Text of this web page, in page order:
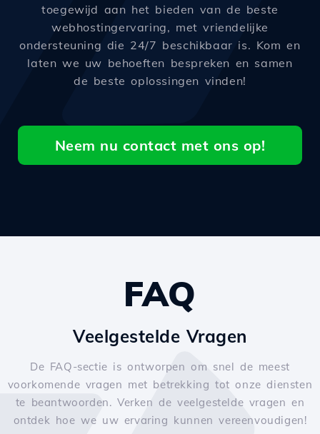
toegewijd aan het bieden van de beste
webhostingervaring, met vriendelijke
ondersteuning die 24/7 beschikbaar is. Kom en
laten we uw behoeften bespreken en samen
de beste oplossingen vinden!
Neem nu contact met ons op!
FAQ
Veelgestelde Vragen
De FAQ-sectie is ontworpen om snel de meest
voorkomende vragen met betrekking tot onze diensten
te beantwoorden. Verken de veelgestelde vragen en
ontdek hoe we uw ervaring kunnen vereenvoudigen!